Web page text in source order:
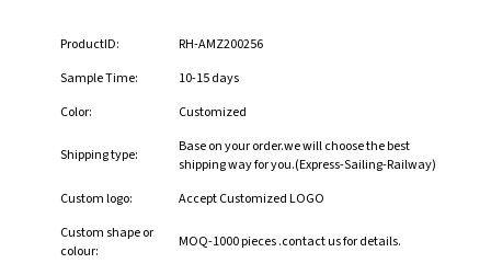
ProductID:
RH-AMZ200256
Sample Time:
10-15 days
Color:
Customized
Shipping type:
Base on your order.we will choose the best
shipping way for you.(Express-Sailing-Railway)
Custom logo:
Accept Customized LOGO
Custom shape or
colour:
MOQ-1000 pieces .contact us for details.